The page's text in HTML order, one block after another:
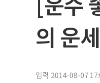
의 운세
입력 2014-08-07